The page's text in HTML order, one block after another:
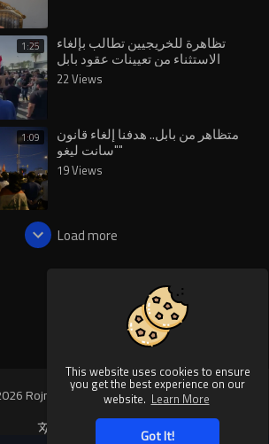
This website uses cookies to ensure
you get the best experience on our
website. Learn More
Got It!
1:25 تظاهرة للخريجيين تطالب بإلغاء
الاستثناء من تعيينات عقود بابل
22 Views
1:09 متظاهر من بابل.. هدفنا إلغاء قانون
"سانت ليغو"
19 Views
Load more
Rojnews Video. All rights reserved.
Language